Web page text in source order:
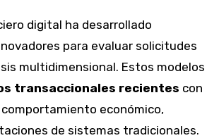
digital ha desarrollado
para evaluar solicitudes
multidimensional. Estos modelos
transaccionales recientes con
económico,
de sistemas tradicionales.